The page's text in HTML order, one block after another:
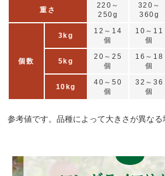
重さ
220～
250g
320～
360g
個数
3kg
12～14
個
10～11
個
5kg
20～25
個
16～18
個
10kg
40～50
個
32～36
個
参考値です。品種によって大きさが異なる